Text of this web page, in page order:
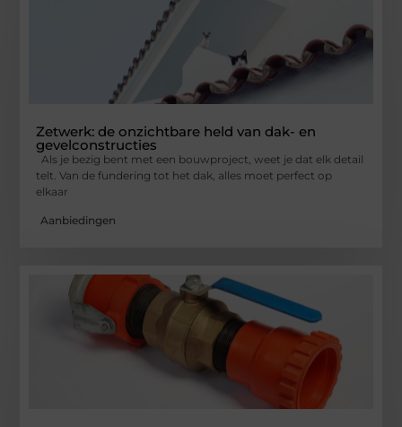
Zetwerk: de onzichtbare held van dak- en
gevelconstructies
Als je bezig bent met een bouwproject, weet je dat elk detail
telt. Van de fundering tot het dak, alles moet perfect op
elkaar
Aanbiedingen